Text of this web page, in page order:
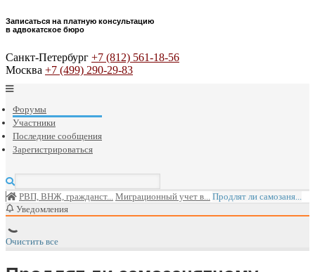
Записаться на платную консультацию
в адвокатское бюро
Санкт-Петербург +7 (812) 561-18-56
Москва +7 (499) 290-29-83
Форумы
Участники
Последние сообщения
Зарегистрироваться
РВП, ВНЖ, гражданст... Миграционный учет в... Продлят ли самозаня...
Уведомления
Очистить все